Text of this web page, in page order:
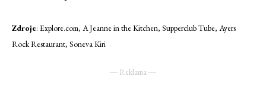
Zdroje: Explore.com, A Jeanne in the Kitchen, Supperclub Tube, Ayers
Rock Restaurant, Soneva Kiri
― Reklama ―